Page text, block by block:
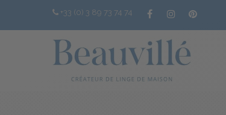
+33 (0) 3 89 73 74 74